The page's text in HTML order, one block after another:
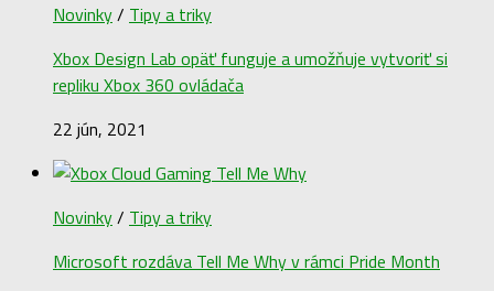
Novinky/ Tipy a triky
Xbox Design Lab opäť funguje a umožňuje vytvoriť si
repliku Xbox 360 ovládača
22 jún, 2021
Novinky/ Tipy a triky
Microsoft rozdáva Tell Me Why v rámci Pride Month